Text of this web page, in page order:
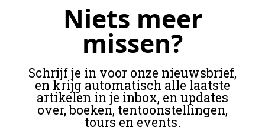
Niets meer
missen?
Schrijf je in voor onze nieuwsbrief,
en krijg automatisch alle laatste
artikelen in je inbox, en updates
over, boeken, tentoonstellingen,
tours en events.